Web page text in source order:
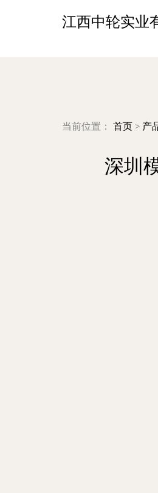
江西中轮实业
当前位置： 首页 > 产
深圳